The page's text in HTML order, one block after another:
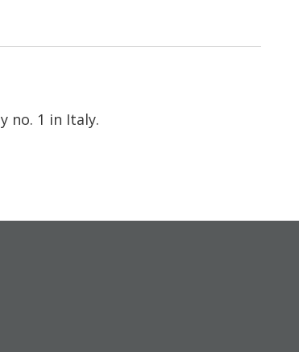
no. 1 in Italy.